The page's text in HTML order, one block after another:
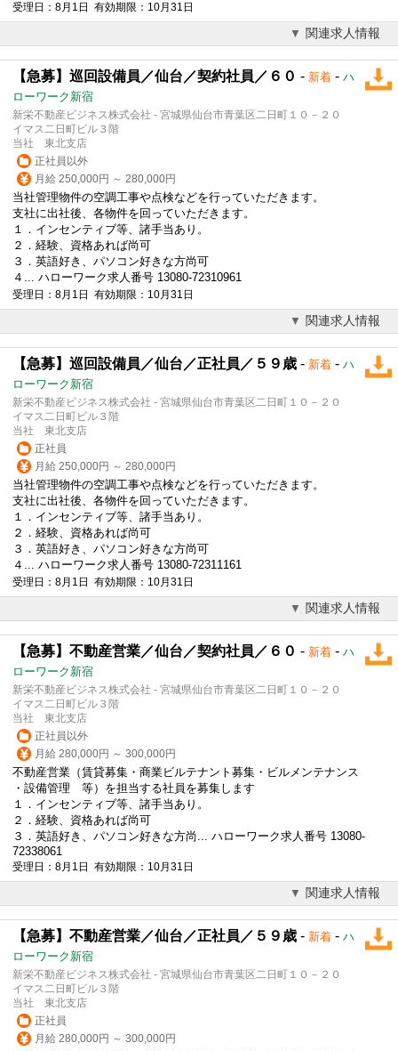
受理日：8月1日 有効期限：10月31日
関連求人情報
【急募】巡回設備員／仙台／契約社員／６０ - 新着 - ハ
ローワーク新宿
新栄不動産ビジネス株式会社 - 宮城県仙台市青葉区二日町１０－２０
イマス二日町ビル３階
当社 東北支店
正社員以外
月給 250,000円 ～ 280,000円
当社管理物件の空調工事や点検などを行っていただきます。
支社に出社後、各物件を回っていただきます。
１．インセンティブ等、諸手当あり。
２．経験、資格あれば尚可
３． 英語好き、パソコン好きな方尚可
４... ハローワーク求人番号 13080-72310961
受理日：8月1日 有効期限：10月31日
関連求人情報
【急募】巡回設備員／仙台／正社員／５９歳 - 新着 - ハ
ローワーク新宿
新栄不動産ビジネス株式会社 - 宮城県仙台市青葉区二日町１０－２０
イマス二日町ビル３階
当社 東北支店
正社員
月給 250,000円 ～ 280,000円
当社管理物件の空調工事や点検などを行っていただきます。
支社に出社後、各物件を回っていただきます。
１．インセンティブ等、諸手当あり。
２．経験、資格あれば尚可
３． 英語好き、パソコン好きな方尚可
４... ハローワーク求人番号 13080-72311161
受理日：8月1日 有効期限：10月31日
関連求人情報
【急募】不動産営業／仙台／契約社員／６０ - 新着 - ハ
ローワーク新宿
新栄不動産ビジネス株式会社 - 宮城県仙台市青葉区二日町１０－２０
イマス二日町ビル３階
当社 東北支店
正社員以外
月給 280,000円 ～ 300,000円
不動産営業（賃貸募集・商業ビルテナント募集・ビルメンテナンス
・設備管理 等）を担当する社員を募集します
１．インセンティブ等、諸手当あり。
２．経験、資格あれば尚可
３． 英語好き、パソコン好きな方尚... ハローワーク求人番号 13080-
72338061
受理日：8月1日 有効期限：10月31日
関連求人情報
【急募】不動産営業／仙台／正社員／５９歳 - 新着 - ハ
ローワーク新宿
新栄不動産ビジネス株式会社 - 宮城県仙台市青葉区二日町１０－２０
イマス二日町ビル３階
当社 東北支店
正社員
月給 280,000円 ～ 300,000円